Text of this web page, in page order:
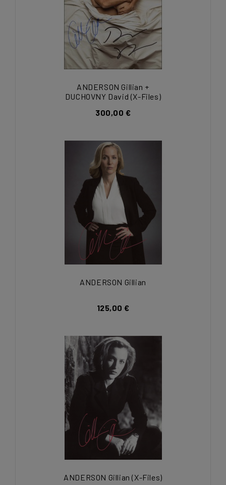
ANDERSON Gillian +
DUCHOVNY David (X-Files)
300,00 €
ANDERSON Gillian
125,00 €
ANDERSON Gillian (X-Files)